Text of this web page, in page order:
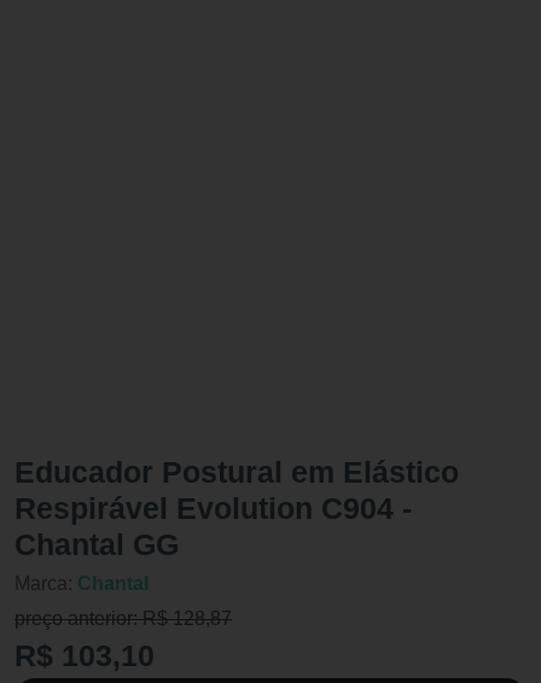
Educador Postural em Elástico
Respirável Evolution C904 -
Chantal GG
Marca: Chantal
preço anterior: R$ 128,87
R$ 103,10